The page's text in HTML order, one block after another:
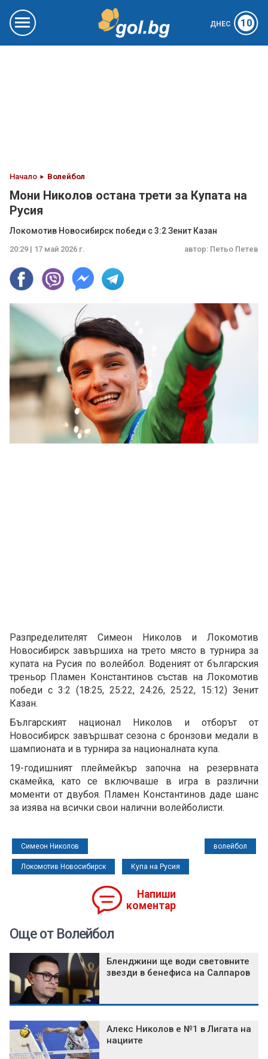
ДНЕС 10
Начало Волейбол
Мони Николов остана трети за Купата на
Русия
Локомотив Новосибирск победи с 3:2 Зенит Казан
20:29 | 17 май 2026 г. автор: Петьо Петев
Разпределителят Симеон Николов и Локомотив
Новосибирск завършиха на трето място в турнира за
купата на Русия по волейбол. Воденият от българския
треньор Пламен Константинов състав на Локомотив
победи с 3:2 (18:25, 25:22, 24:26, 25:22, 15:12) Зенит
Казан.
Българският национал Николов и отборът от
Новосибирск завършват сезона с бронзови медали в
шампионата и в турнира за националната купа.
19-годишният плеймейкър започна на резервната
скамейка, като се включваше в игра в различни
моменти от двубоя. Пламен Константинов даде шанс
за изява на всички свои налични волейболисти.
Симеон Николов волейбол
Локомотив Новосибирск Купа на Русия
Напиши
коментар
Още от Волейбол
Бленджини ще води световните
звезди в бенефиса на Салпаров
Алекс Николов е №1 в Лигата на
нациите